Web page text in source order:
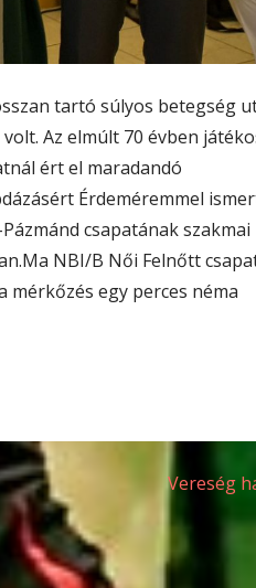
tartó súlyos betegség
Az elmúlt 70 évben
ért el maradandó
Érdeméremmel
csapatának szakmai
NBI/B Női Felnőtt
mérkőzés egy perces néma
Vereség